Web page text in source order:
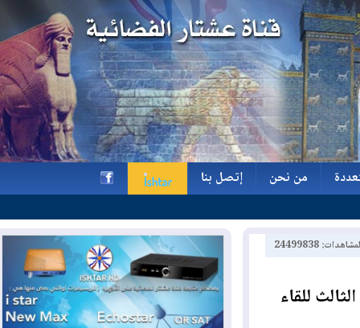
من نحن
إتصل بنا
للقاء
h